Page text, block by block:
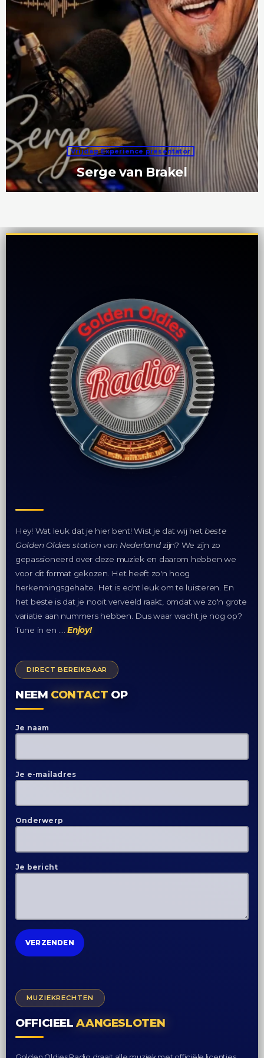
Vrijdag Experience presentator
Serge van Brakel
Hey! Wat leuk dat je hier bent! Wist je dat wij het beste
Golden Oldies station van Nederlandzijn? We zijn zo
gepassioneerd over deze muziek en daarom hebben we
voor dit format gekozen. Het heeft zo'n hoog
herkenningsgehalte. Het is echt leuk om te luisteren. En
het beste is dat je nooit verveeld raakt, omdat we zo'n grote
variatie aan nummers hebben. Dus waar wacht je nog op?
Tune in en ….Enjoy!
DIRECT BEREIKBAAR
NEEM CONTACT OP
Je naam
Je e-mailadres
Onderwerp
Je bericht
MUZIEKRECHTEN
OFFICIEELAANGESLOTEN